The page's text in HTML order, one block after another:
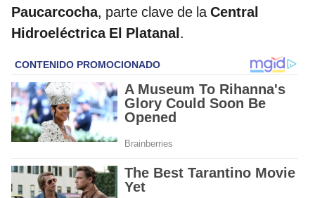
Paucarcocha, parte clave de laCentral
Hidroeléctrica El Platanal.